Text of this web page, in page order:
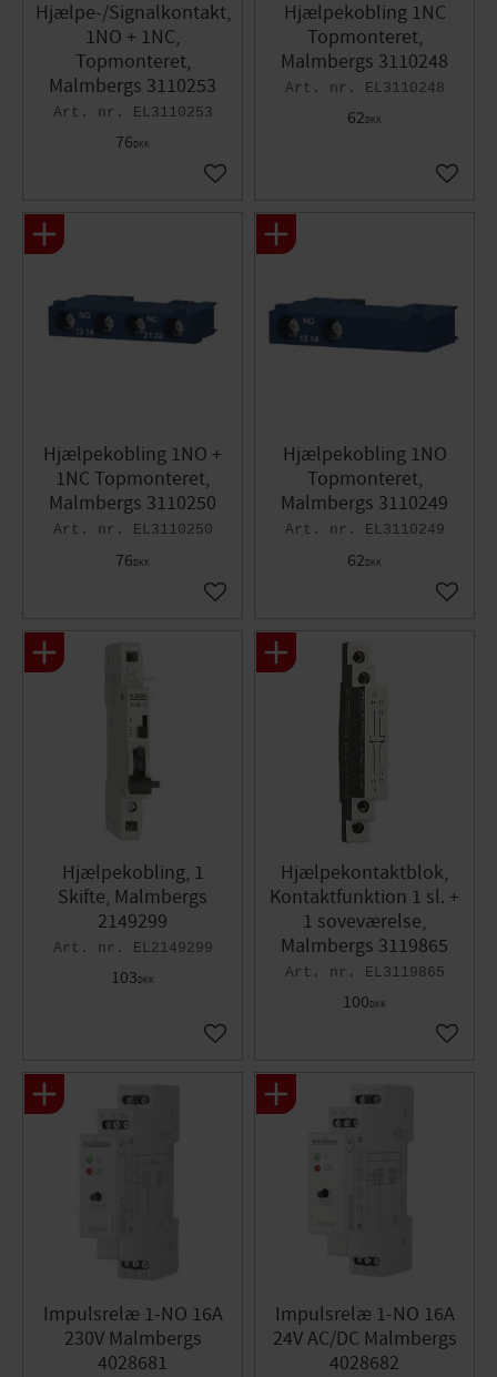
Hjælpe-/Signalkontakt,
1NO + 1NC,
Topmonteret,
Malmbergs 3110253
EL3110253
76DKK
Gem som favorit
Hjælpekobling 1NC
Topmonteret,
Malmbergs 3110248
EL3110248
62DKK
Gem
Hjælpekobling 1NO +
1NC Topmonteret,
Malmbergs 3110250
EL3110250
76DKK
Gem som favorit
Hjælpekobling 1NO
Topmonteret,
Malmbergs 3110249
EL3110249
62DKK
Gem
Hjælpekobling, 1
Skifte, Malmbergs
2149299
EL2149299
103DKK
Gem som favorit
Hjælpekontaktblok,
Kontaktfunktion 1 sl. +
1 soveværelse,
Malmbergs 3119865
EL3119865
100DKK
Gem
Impulsrelæ 1-NO 16A
230V Malmbergs
4028681
Impulsrelæ 1-NO 16A
24V AC/DC Malmbergs
4028682